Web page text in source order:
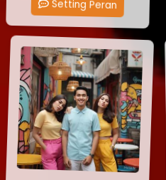
Setting Peran